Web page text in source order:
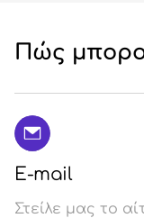
Πώς
E-mail
Στείλε μας το